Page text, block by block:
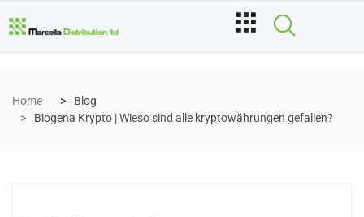
Home
Blog
Biogena Krypto | Wieso sind alle kryptowährungen gefallen?